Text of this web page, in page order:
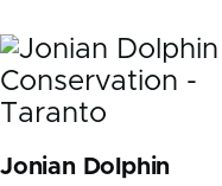
Jonian Dolphin